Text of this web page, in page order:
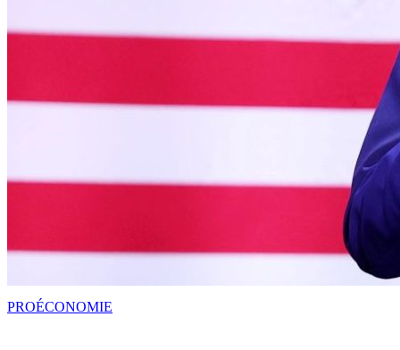
PROÉCONOMIE